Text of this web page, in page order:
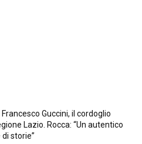
Guccini, il cordoglio
Lazio. Rocca: “Un autentico
storie”